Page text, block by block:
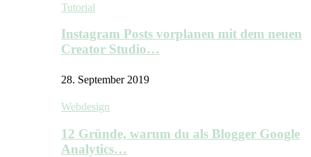
Tutorial
Instagram Posts vorplanen mit dem neuen
Creator Studio…
28. September 2019
Webdesign
12 Gründe, warum du als Blogger Google
Analytics…